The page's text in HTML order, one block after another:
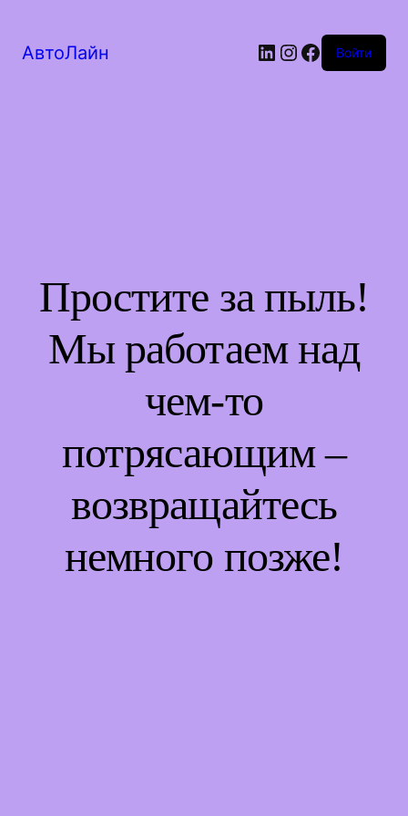
АвтоЛайн LinkedIn
Instagram
Facebook
Войти
Простите за пыль!
Мы работаем над
чем-то
потрясающим –
возвращайтесь
немного позже!